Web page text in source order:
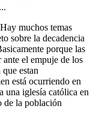
muchos temas
sobre la decadencia
porque las
el empuje de los
estan
está ocurriendo en
una iglesía católica en
de la población